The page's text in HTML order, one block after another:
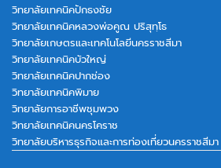
วิทยาลัยเทคนิคปักธงชัย
วิทยาลัยเทคนิคหลวงพ่อคูณ ปริสุทฺโธ
วิทยาลัยเกษตรและเทคโนโลยีนครราชสีมา
วิทยาลัยเทคนิคบัวใหญ่
วิทยาลัยเทคนิคปากช่อง
วิทยาลัยเทคนิคพิมาย
วิทยาลัยการอาชีพชุมพวง
วิทยาลัยเทคนิคนครโคราช
วิทยาลัยบริหารธุรกิจและการท่องเที่ยวนครราชสีมา